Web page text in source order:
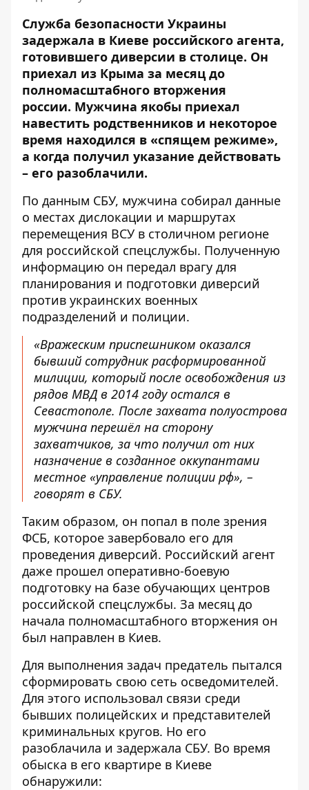
Служба безопасности Украины
задержала в Киеве российского агента,
готовившего диверсии в столице. Он
приехал из Крыма за месяц до
полномасштабного вторжения
россии. Мужчина якобы приехал
навестить родственников и некоторое
время находился в «спящем режиме»,
а когда получил указание действовать
– его разоблачили.
По данным СБУ, мужчина собирал данные
о местах дислокации и маршрутах
перемещения ВСУ в столичном регионе
для российской спецслужбы. Полученную
информацию он передал врагу для
планирования и подготовки диверсий
против украинских военных
подразделений и полиции.
«Вражеским приспешником оказался
бывший сотрудник расформированной
милиции, который после освобождения из
рядов МВД в 2014 году остался в
Севастополе. После захвата полуострова
мужчина перешёл на сторону
захватчиков, за что получил от них
назначение в созданное оккупантами
местное «управление полиции рф», –
говорят в СБУ.
Таким образом, он попал в поле зрения
ФСБ, которое завербовало его для
проведения диверсий. Российский агент
даже прошел оперативно-боевую
подготовку на базе обучающих центров
российской спецслужбы. За месяц до
начала полномасштабного вторжения он
был направлен в Киев.
Для выполнения задач предатель пытался
сформировать свою сеть осведомителей.
Для этого использовал связи среди
бывших полицейских и представителей
криминальных кругов. Но его
разоблачила и задержала СБУ. Во время
обыска в его квартире в Киеве
обнаружили: